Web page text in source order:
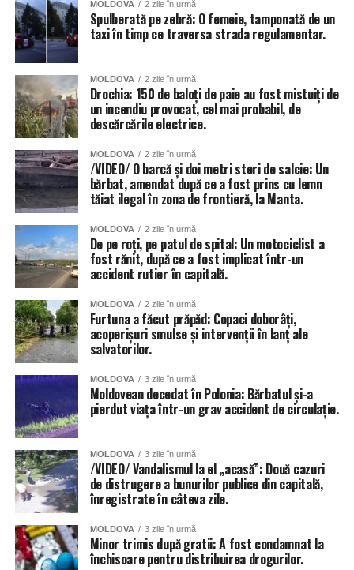
MOLDOVA 2 zile în urmă
Spulberată pe zebră: O femeie, tamponată de un
taxi în timp ce traversa strada regulamentar.
MOLDOVA 2 zile în urmă
Drochia: 150 de baloți de paie au fost mistuiți de
un incendiu provocat, cel mai probabil, de
descărcările electrice.
MOLDOVA 2 zile în urmă
/VIDEO/ O barcă și doi metri steri de salcie: Un
bărbat, amendat după ce a fost prins cu lemn
tăiat ilegal în zona de frontieră, la Manta.
MOLDOVA 2 zile în urmă
De pe roți, pe patul de spital: Un motociclist a
fost rănit, după ce a fost implicat într-un
accident rutier în capitală.
MOLDOVA 2 zile în urmă
Furtuna a făcut prăpăd: Copaci doborâți,
acoperișuri smulse și intervenții în lanț ale
salvatorilor.
MOLDOVA 3 zile în urmă
Moldovean decedat în Polonia: Bărbatul și-a
pierdut viața într-un grav accident de circulație.
MOLDOVA 3 zile în urmă
/VIDEO/ Vandalismul la el „acasă”: Două cazuri
de distrugere a bunurilor publice din capitală,
înregistrate în câteva zile.
MOLDOVA 3 zile în urmă
Minor trimis după gratii: A fost condamnat la
închisoare pentru distribuirea drogurilor.